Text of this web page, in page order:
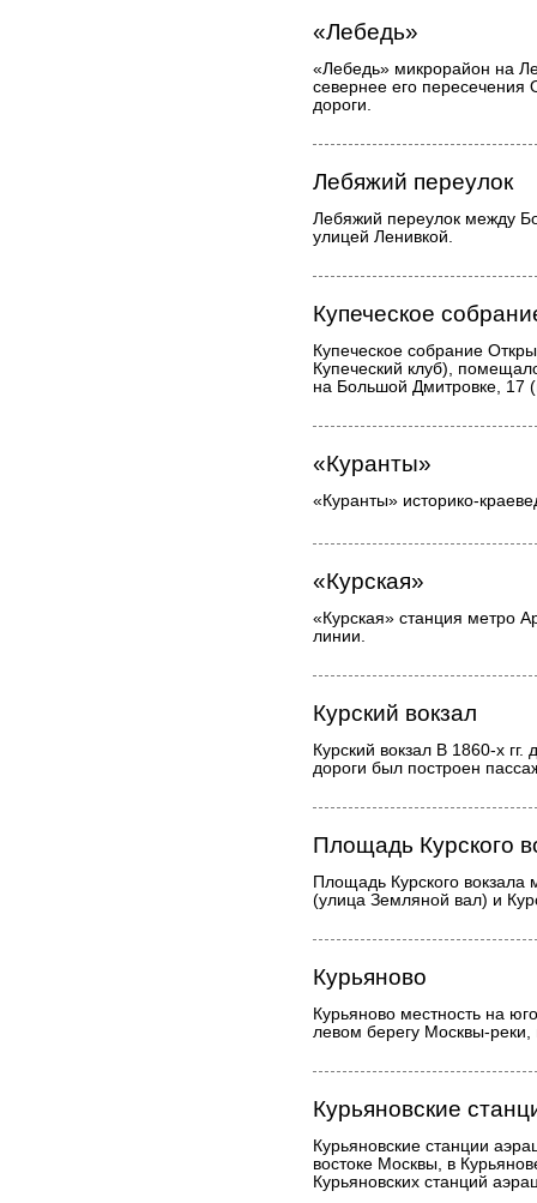
«Лебедь»
«Лебедь» микрорайон на
севернее его пересечения
дороги.
Лебяжий переулок
Лебяжий переулок между
улицей Ленивкой.
Купеческое
Купеческое собрание
Купеческий клуб),
на Большой Дмитровке, 17
«Куранты»
«Куранты» историко-
«Курская»
«Курская» станция метро
линии.
Курский вокзал
Курский вокзал В 1860-х
дороги был построен
Площадь Курского
Площадь Курского
(улица Земляной вал) и
Курьяново
Курьяново местность на
левом берегу Москвы-реки,
Курьяновские
Курьяновские станции
востоке Москвы, в
Курьяновских станций